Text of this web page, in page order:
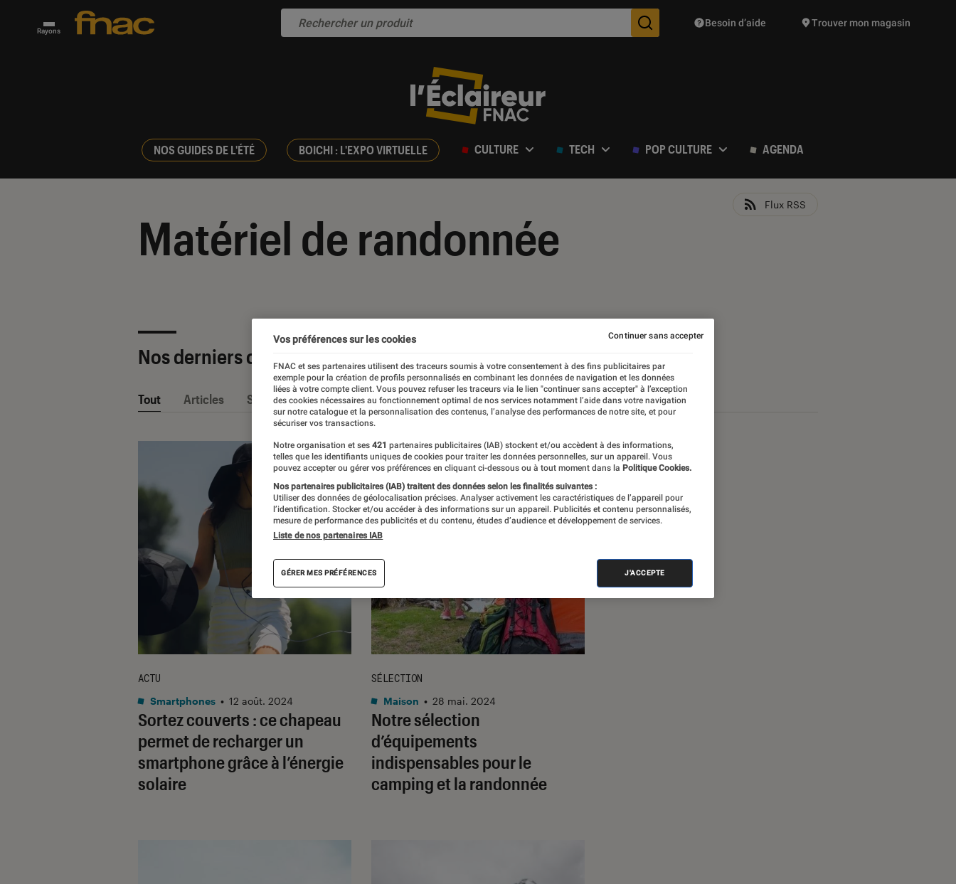
Rayons Des suggestions de produits vont vous être proposées
Besoin d’aide Trouver mon magasin
NOS GUIDES DE L'ÉTÉ BOICHI : L'EXPO VIRTUELLE CULTURE TECH POP CULTURE AGENDA
Matériel de randonnée
Flux RSS
Nos derniers contenus
Tout Articles Sélections et guides
Sortez couverts : ce chapeau
permet de recharger un
smartphone grâce à l’énergie
solaire
ACTU
Smartphones • 12 août. 2024
Notre sélection
d’équipements
indispensables pour le
camping et la randonnée
SÉLECTION
Maison • 28 mai. 2024
Vos préférences sur les cookies
FNAC et ses partenaires utilisent des traceurs soumis à votre consentement à des fins publicitaires par
exemple pour la création de profils personnalisés en combinant les données de navigation et les données
liées à votre compte client. Vous pouvez refuser les traceurs via le lien "continuer sans accepter" à l’exception
des cookies nécessaires au fonctionnement optimal de nos services notamment l’aide dans votre navigation
sur notre catalogue et la personnalisation des contenus, l’analyse des performances de notre site, et pour
sécuriser vos transactions.
Notre organisation et ses 421 partenaires publicitaires (IAB) stockent et/ou accèdent à des informations,
telles que les identifiants uniques de cookies pour traiter les données personnelles, sur un appareil. Vous
pouvez accepter ou gérer vos préférences en cliquant ci-dessous ou à tout moment dans la Politique Cookies.
Nos partenaires publicitaires (IAB) traitent des données selon les finalités suivantes :
Utiliser des données de géolocalisation précises. Analyser activement les caractéristiques de l’appareil pour
l’identification. Stocker et/ou accéder à des informations sur un appareil. Publicités et contenu personnalisés,
mesure de performance des publicités et du contenu, études d’audience et développement de services.
Liste de nos partenaires IAB
GÉRER MES PRÉFÉRENCES J'ACCEPTE
Continuer sans accepter